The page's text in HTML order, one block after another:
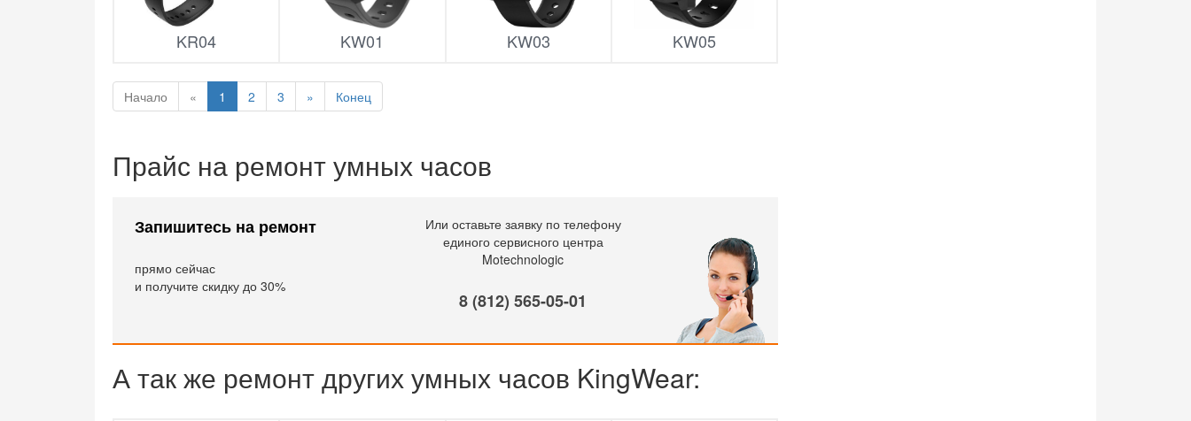
KR04 KW01 KW03 KW05
Начало « 1 2 3 » Конец
Прайс на ремонт умных часов
Запишитесь на ремонт
прямо сейчас
и получите скидку до 30%
Или оставьте заявку по телефону
единого сервисного центра
Motechnologic
8 (812) 565-05-01
А так же ремонт других умных часов KingWear: